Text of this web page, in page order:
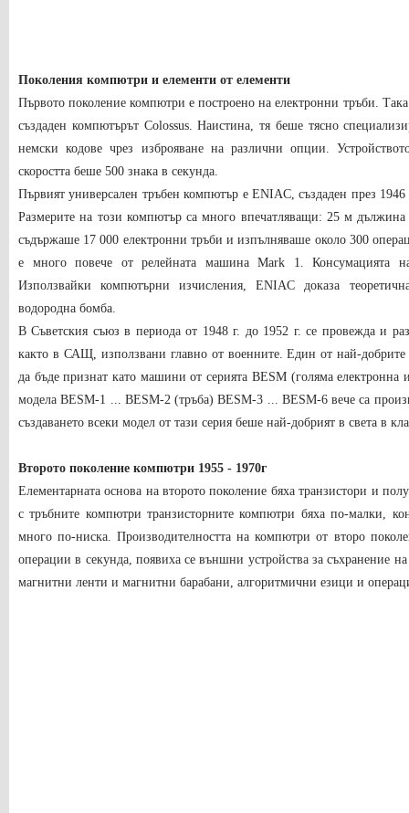
Поколения компютри и елементи от елементи
Първото поколение компютри е построено на електронни тръби.
създаден компютърът Colossus. Наистина, тя беше тясно
немски кодове чрез изброяване на различни опции.
скоростта беше 500 знака в секунда.
Първият универсален тръбен компютър е ENIAC, създаден през
Размерите на този компютър са много впечатляващи: 25 м
съдържаше 17 000 електронни тръби и изпълняваше около 300
е много повече от релейната машина Mark 1. Консумацията
Използвайки компютърни изчисления, ENIAC доказа
водородна бомба.
В Съветския съюз в периода от 1948 г. до 1952 г. се провежда и
както в САЩ, използвани главно от военните. Един от най-добрите
да бъде признат като машини от серията BESM (голяма
модела BESM-1 ... BESM-2 (тръба) BESM-3 ... BESM-6 вече са
създаването всеки модел от тази серия беше най-добрият в света в
Второто поколение компютри 1955 - 1970г
Елементарната основа на второто поколение бяха транзистори и
с тръбните компютри транзисторните компютри бяха по-малки,
много по-ниска. Производителността на компютри от второ
операции в секунда, появиха се външни устройства за съхранение
магнитни ленти и магнитни барабани, алгоритмични езици и